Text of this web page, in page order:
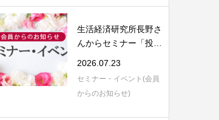
生活経済研究所長野さ
んからセミナー「投資
2026.07.23
セミナー・イベント(会員
からのお知らせ)